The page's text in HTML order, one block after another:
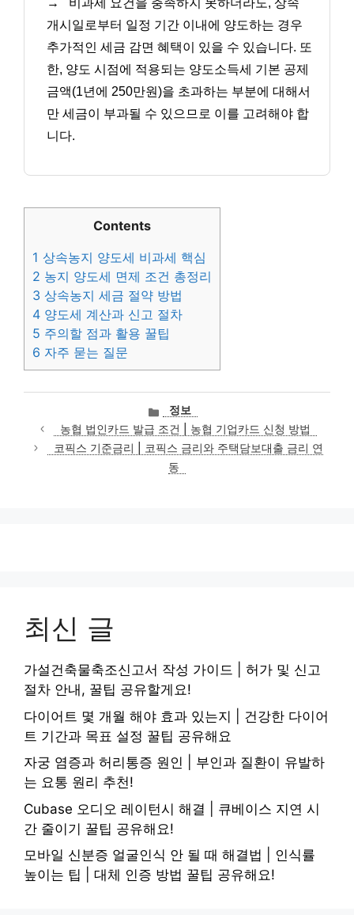
→
비과세 요건을 충족하지 못하더라도, 상속
개시일로부터 일정 기간 이내에 양도하는 경우
추가적인 세금 감면 혜택이 있을 수 있습니다. 또
한, 양도 시점에 적용되는 양도소득세 기본 공제
금액(1년에 250만원)을 초과하는 부분에 대해서
만 세금이 부과될 수 있으므로 이를 고려해야 합
니다.
Contents
1 상속농지 양도세 비과세 핵심
2 농지 양도세 면제 조건 총정리
3 상속농지 세금 절약 방법
4 양도세 계산과 신고 절차
5 주의할 점과 활용 꿀팁
6 자주 묻는 질문
카
테
고
리
정보
농협 법인카드 발급 조건 | 농협 기업카드 신청 방법
코픽스 기준금리 | 코픽스 금리와 주택담보대출 금리 연
동
최신 글
가설건축물축조신고서 작성 가이드 | 허가 및 신고
절차 안내, 꿀팁 공유할게요!
다이어트 몇 개월 해야 효과 있는지 | 건강한 다이어
트 기간과 목표 설정 꿀팁 공유해요
자궁 염증과 허리통증 원인 | 부인과 질환이 유발하
는 요통 원리 추천!
Cubase 오디오 레이턴시 해결 | 큐베이스 지연 시
간 줄이기 꿀팁 공유해요!
모바일 신분증 얼굴인식 안 될 때 해결법 | 인식률
높이는 팁 | 대체 인증 방법 꿀팁 공유해요!